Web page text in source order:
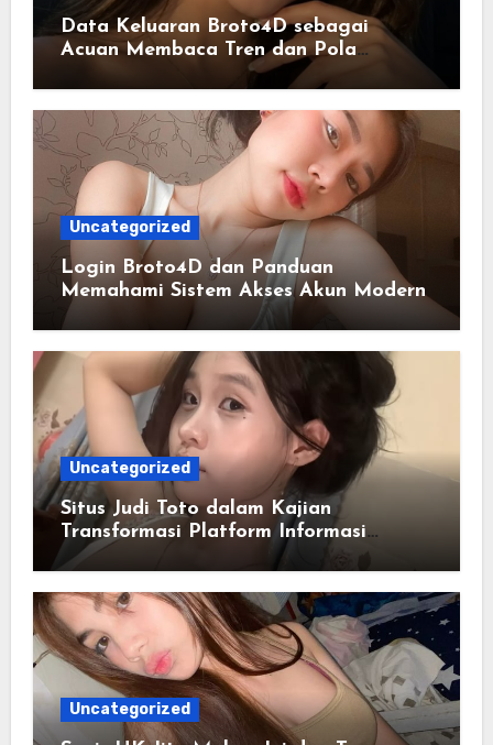
Data Keluaran Broto4D sebagai
Acuan Membaca Tren dan Pola
Uncategorized
Login Broto4D dan Panduan
Memahami Sistem Akses Akun Modern
Uncategorized
Situs Judi Toto dalam Kajian
Transformasi Platform Informasi
Online
Uncategorized